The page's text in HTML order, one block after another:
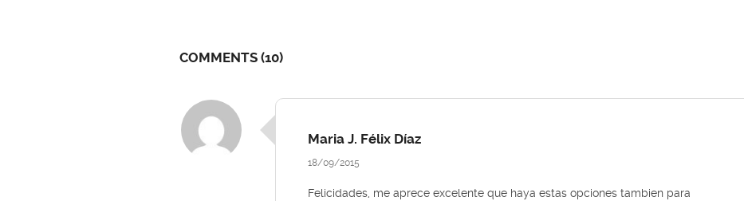
COMMENTS (10)
Maria J. Félix Díaz
18/09/2015
Felicidades, me aprece excelente que haya estas opciones tambien para